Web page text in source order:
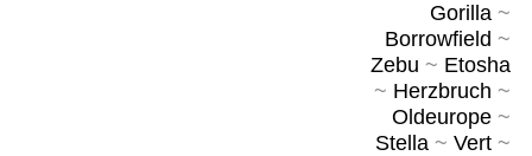
Gorilla~
Borrowfield ~
Zebu ~ Etosha
~ Herzbruch ~
Oldeurope~
Stella~ Vert~